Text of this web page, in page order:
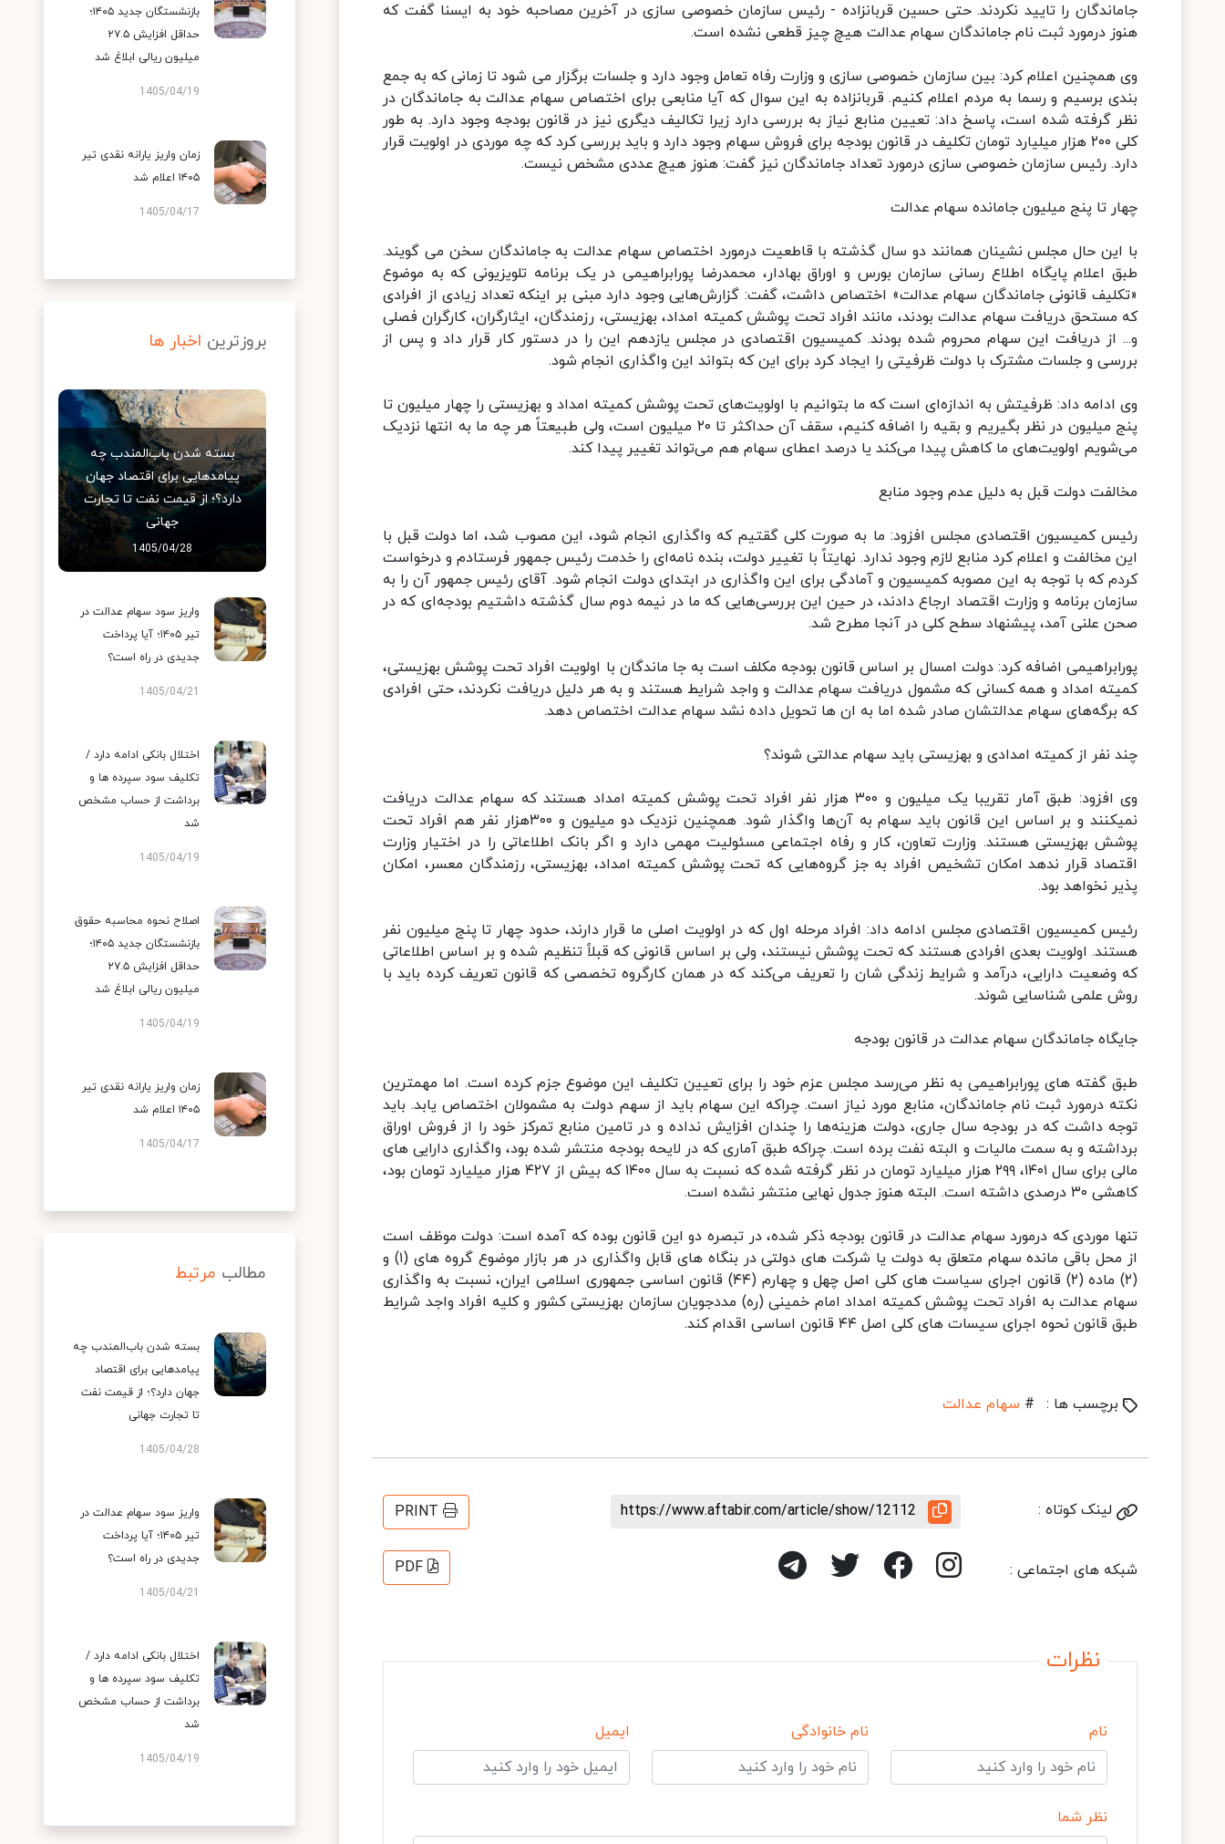
جاماندگان را تایید نکردند. حتی حسین قربانزاده - رئیس سازمان خصوصی سازی در آخرین مصاحبه خود به ایسنا گفت که
هنوز درمورد ثبت نام جاماندگان سهام عدالت هیچ چیز قطعی نشده است.
وی همچنین اعلام کرد: بین سازمان خصوصی سازی و وزارت رفاه تعامل وجود دارد و جلسات برگزار می شود تا زمانی که به جمع
بندی برسیم و رسما به مردم اعلام کنیم. قربانزاده به این سوال که آیا منابعی برای اختصاص سهام عدالت به جاماندگان در
نظر گرفته شده است، پاسخ داد: تعیین منابع نیاز به بررسی دارد زیرا تکالیف دیگری نیز در قانون بودجه وجود دارد. به طور
کلی ۲۰۰ هزار میلیارد تومان تکلیف در قانون بودجه برای فروش سهام وجود دارد و باید بررسی کرد که چه موردی در اولویت قرار
دارد. رئیس سازمان خصوصی سازی درمورد تعداد جاماندگان نیز گفت: هنوز هیچ عددی مشخص نیست.
چهار تا پنج میلیون جامانده سهام عدالت
با این حال مجلس نشینان همانند دو سال گذشته با قاطعیت درمورد اختصاص سهام عدالت به جاماندگان سخن می گویند.
طبق اعلام پایگاه اطلاع رسانی سازمان بورس و اوراق بهادار، محمدرضا پورابراهیمی در یک برنامه تلویزیونی که به موضوع
«تکلیف قانونی جاماندگان سهام عدالت» اختصاص داشت، گفت: گزارش‌هایی وجود دارد مبنی بر اینکه تعداد زیادی از افرادی
که مستحق دریافت سهام عدالت بودند، مانند افراد تحت پوشش کمیته امداد، بهزیستی، رزمندگان، ایثارگران، کارگران فصلی
و... از دریافت این سهام محروم شده بودند. کمیسیون اقتصادی در مجلس یازدهم این را در دستور کار قرار داد و پس از
بررسی و جلسات مشترک با دولت ظرفیتی را ایجاد کرد برای این که بتواند این واگذاری انجام شود.
وی ادامه داد: ظرفیتش به اندازه‌ای است که ما بتوانیم با اولویت‌های تحت پوشش کمیته امداد و بهزیستی را چهار میلیون تا
پنج میلیون در نظر بگیریم و بقیه را اضافه کنیم، سقف آن حداکثر تا ۲۰ میلیون است، ولی طبیعتاً هر چه ما به انتها نزدیک
می‌شویم اولویت‌های ما کاهش پیدا می‌کند یا درصد اعطای سهام هم می‌تواند تغییر پیدا کند.
مخالفت دولت قبل به دلیل عدم وجود منابع
رئیس کمیسیون اقتصادی مجلس افزود: ما به صورت کلی گقتیم که واگذاری انجام شود، این مصوب شد، اما دولت قبل با
این مخالفت و اعلام کرد منابع لازم وجود ندارد. نهایتاً با تغییر دولت، بنده نامه‌ای را خدمت رئیس جمهور فرستادم و درخواست
کردم که با توجه به این مصوبه کمیسیون و آمادگی برای این واگذاری در ابتدای دولت انجام شود. آقای رئیس جمهور آن را به
سازمان برنامه و وزارت اقتصاد ارجاع دادند، در حین این بررسی‌هایی که ما در نیمه دوم سال گذشته داشتیم بودجه‌ای که در
صحن علنی آمد، پیشنهاد سطح کلی در آنجا مطرح شد.
پورابراهیمی اضافه کرد: دولت امسال بر اساس قانون بودجه مکلف است به جا ماندگان با اولویت افراد تحت پوشش بهزیستی،
کمیته امداد و همه کسانی که مشمول دریافت سهام عدالت و واجد شرایط هستند و به هر دلیل دریافت نکردند، حتی افرادی
که برگه‌های سهام عدالتشان صادر شده اما به ان ها تحویل داده نشد سهام عدالت اختصاص دهد.
چند نفر از کمیته امدادی و بهزیستی باید سهام عدالتی شوند؟
وی افزود: طبق آمار تقریبا یک میلیون و ۳۰۰ هزار نفر افراد تحت پوشش کمیته امداد هستند که سهام عدالت دریافت
نمیکنند و بر اساس این قانون باید سهام به آن‌ها واگذار شود. همچنین نزدیک دو میلیون و ۳۰۰هزار نفر هم افراد تحت
پوشش بهزیستی هستند. وزارت تعاون، کار و رفاه اجتماعی مسئولیت مهمی دارد و اگر بانک اطلاعاتی را در اختیار وزارت
اقتصاد قرار ندهد امکان تشخیص افراد به جز گروه‌هایی که تحت پوشش کمیته امداد، بهزیستی، رزمندگان معسر، امکان
پذیر نخواهد بود.
رئیس کمیسیون اقتصادی مجلس ادامه داد: افراد مرحله اول که در اولویت اصلی ما قرار دارند، حدود چهار تا پنج میلیون نفر
هستند. اولویت بعدی افرادی هستند که تحت پوشش نیستند، ولی بر اساس قانونی که قبلاً تنظیم شده و بر اساس اطلاعاتی
که وضعیت دارایی، درآمد و شرایط زندگی شان را تعریف می‌کند که در همان کارگروه تخصصی که قانون تعریف کرده باید با
روش علمی شناسایی شوند.
جایگاه جاماندگان سهام عدالت در قانون بودجه
طبق گفته های پورابراهیمی به نظر می‌رسد مجلس عزم خود را برای تعیین تکلیف این موضوع جزم کرده است. اما مهمترین
نکته درمورد ثبت نام جاماندگان، منابع مورد نیاز است. چراکه این سهام باید از سهم دولت به مشمولان اختصاص یابد. باید
توجه داشت که در بودجه سال جاری، دولت هزینه‌ها را چندان افزایش نداده و در تامین منابع تمرکز خود را از فروش اوراق
برداشته و به سمت مالیات و البته نفت برده است. چراکه طبق آماری که در لایحه بودجه منتشر شده بود، واگذاری دارایی های
مالی برای سال ۱۴۰۱، ۲۹۹ هزار میلیارد تومان در نظر گرفته شده که نسبت به سال ۱۴۰۰ که بیش از ۴۲۷ هزار میلیارد تومان بود،
کاهشی ۳۰ درصدی داشته است. البته هنوز جدول نهایی منتشر نشده است.
تنها موردی که درمورد سهام عدالت در قانون بودجه ذکر شده، در تبصره دو این قانون بوده که آمده است: دولت موظف است
از محل باقی مانده سهام متعلق به دولت یا شرکت های دولتی در بنگاه های قابل واگذاری در هر بازار موضوع گروه های (۱) و
(۲) ماده (۲) قانون اجرای سیاست های کلی اصل چهل و چهارم (۴۴) قانون اساسی جمهوری اسلامی ایران، نسبت به واگذاری
سهام عدالت به افراد تحت پوشش کمیته امداد امام خمینی (ره) مددجویان سازمان بهزیستی کشور و کلیه افراد واجد شرایط
طبق قانون نحوه اجرای سیسات های کلی اصل ۴۴ قانون اساسی اقدام کند.
برچسب ها : # سهام عدالت
لینک کوتاه : https://www.aftabir.com/article/show/12112
PRINT
شبکه های اجتماعی : PDF
نظرات
نام نام خانوادگی ایمیل
نظر شما
بازنشستگان جدید ۱۴۰۵؛
حداقل افزایش ۲۷.۵
میلیون ریالی ابلاغ شد
1405/04/19
زمان واریز یارانه نقدی تیر
۱۴۰۵ اعلام شد
1405/04/17
بروزترین اخبار ها
بسته شدن باب‌المندب چه
پیامدهایی برای اقتصاد جهان
دارد؟؛ از قیمت نفت تا تجارت
جهانی
1405/04/28
واریز سود سهام عدالت در
تیر ۱۴۰۵؛ آیا پرداخت
جدیدی در راه است؟
1405/04/21
اختلال بانکی ادامه دارد /
تکلیف سود سپرده ها و
برداشت از حساب مشخص
شد
1405/04/19
اصلاح نحوه محاسبه حقوق
بازنشستگان جدید ۱۴۰۵؛
حداقل افزایش ۲۷.۵
میلیون ریالی ابلاغ شد
1405/04/19
زمان واریز یارانه نقدی تیر
۱۴۰۵ اعلام شد
1405/04/17
مطالب مرتبط
بسته شدن باب‌المندب چه
پیامدهایی برای اقتصاد
جهان دارد؟؛ از قیمت نفت
تا تجارت جهانی
1405/04/28
واریز سود سهام عدالت در
تیر ۱۴۰۵؛ آیا پرداخت
جدیدی در راه است؟
1405/04/21
اختلال بانکی ادامه دارد /
تکلیف سود سپرده ها و
برداشت از حساب مشخص
شد
1405/04/19